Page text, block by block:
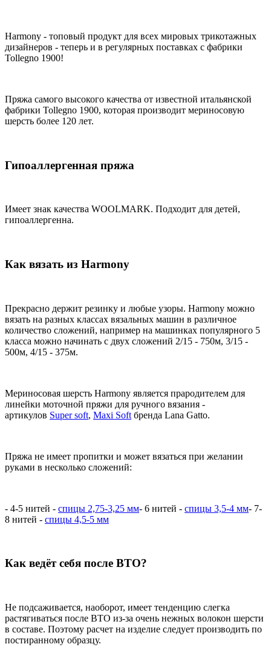
Harmony - топовый продукт для всех мировых трикотажных
дизайнеров - теперь и в регулярных поставках с фабрики
Tollegno 1900!
Пряжа самого высокого качества от известной итальянской
фабрики Tollegno 1900, которая производит мериносовую
шерсть более 120 лет.
Гипоаллергенная пряжа
Имеет знак качества WOOLMARK. Подходит для детей,
гипоаллергенна.
Как вязать из Harmony
Прекрасно держит резинку и любые узоры. Harmony можно
вязать на разных классах вязальных машин в различное
количество сложений, например на машинках популярного 5
класса можно начинать с двух сложений 2/15 - 750м, 3/15 -
500м, 4/15 - 375м.
Мериносовая шерсть Harmony является прародителем для
линейки моточной пряжи для ручного вязания -
артикулов Super soft, Maxi Soft бренда Lana Gatto.
Пряжа не имеет пропитки и может вязаться при желании
руками в несколько сложений:
- 4-5 нитей - спицы 2,75-3,25 мм- 6 нитей - спицы 3,5-4 мм- 7-
8 нитей - спицы 4,5-5 мм
Как ведёт себя после ВТО?
Не подсаживается, наоборот, имеет тенденцию слегка
растягиваться после ВТО из-за очень нежных волокон шерсти
в составе. Поэтому расчет на изделие следует производить по
постиранному образцу.